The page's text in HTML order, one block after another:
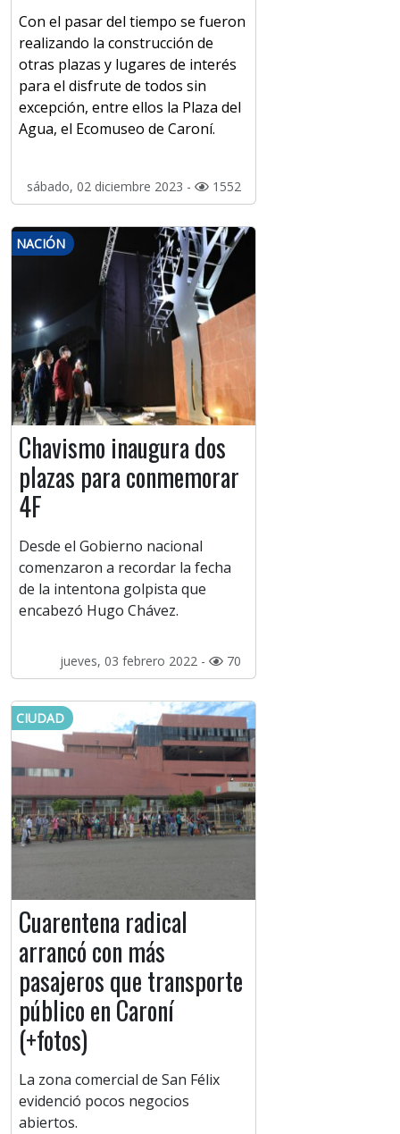
Con el pasar del tiempo se fueron
realizando la construcción de
otras plazas y lugares de interés
para el disfrute de todos sin
excepción, entre ellos la Plaza del
Agua, el Ecomuseo de Caroní.
sábado, 02 diciembre 2023 - 1552
NACIÓN
Chavismo inaugura dos
plazas para conmemorar
4F
Desde el Gobierno nacional
comenzaron a recordar la fecha
de la intentona golpista que
encabezó Hugo Chávez.
jueves, 03 febrero 2022 - 70
CIUDAD
Cuarentena radical
arrancó con más
pasajeros que transporte
público en Caroní
(+fotos)
La zona comercial de San Félix
evidenció pocos negocios
abiertos.